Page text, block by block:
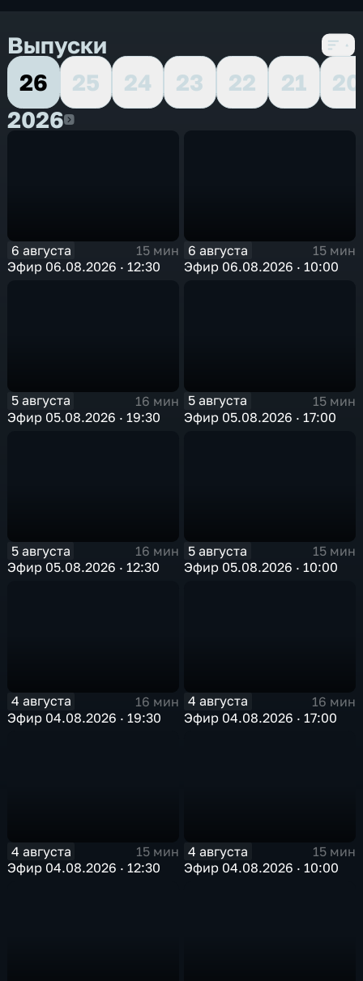
Выпуски
26
25 24 23 22 21
20
20262026
6 августа
15 мин
Эфир 06.08.2026 · 12:30
6 августа
15 мин
Эфир 06.08.2026 · 10:00
5 августа
16 мин
Эфир 05.08.2026 · 19:30
5 августа
15 мин
Эфир 05.08.2026 · 17:00
5 августа
16 мин
Эфир 05.08.2026 · 12:30
5 августа
15 мин
Эфир 05.08.2026 · 10:00
4 августа
16 мин
Эфир 04.08.2026 · 19:30
4 августа
16 мин
Эфир 04.08.2026 · 17:00
4 августа
15 мин
Эфир 04.08.2026 · 12:30
4 августа
15 мин
Эфир 04.08.2026 · 10:00